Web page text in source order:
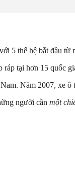
5 thế hệ bắt đầu từ
tại hơn 15 quốc
Năm 2007, xe ô
người cần một